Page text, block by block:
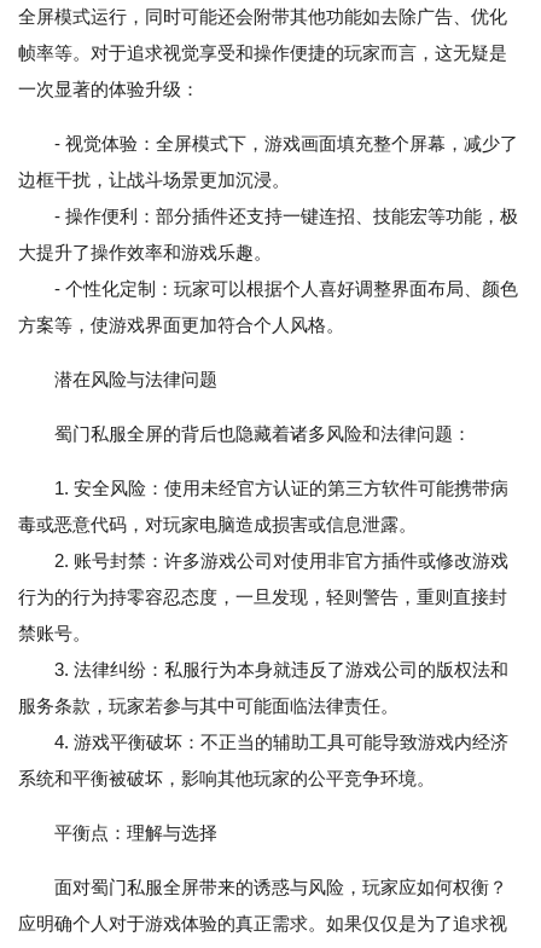
全屏模式运行，同时可能还会附带其他功能如去除广告、优化
帧率等。对于追求视觉享受和操作便捷的玩家而言，这无疑是
一次显著的体验升级：
- 视觉体验：全屏模式下，游戏画面填充整个屏幕，减少了
边框干扰，让战斗场景更加沉浸。
- 操作便利：部分插件还支持一键连招、技能宏等功能，极
大提升了操作效率和游戏乐趣。
- 个性化定制：玩家可以根据个人喜好调整界面布局、颜色
方案等，使游戏界面更加符合个人风格。
潜在风险与法律问题
蜀门私服全屏的背后也隐藏着诸多风险和法律问题：
1. 安全风险：使用未经官方认证的第三方软件可能携带病
毒或恶意代码，对玩家电脑造成损害或信息泄露。
2. 账号封禁：许多游戏公司对使用非官方插件或修改游戏
行为的行为持零容忍态度，一旦发现，轻则警告，重则直接封
禁账号。
3. 法律纠纷：私服行为本身就违反了游戏公司的版权法和
服务条款，玩家若参与其中可能面临法律责任。
4. 游戏平衡破坏：不正当的辅助工具可能导致游戏内经济
系统和平衡被破坏，影响其他玩家的公平竞争环境。
平衡点：理解与选择
面对蜀门私服全屏带来的诱惑与风险，玩家应如何权衡？
应明确个人对于游戏体验的真正需求。如果仅仅是为了追求视